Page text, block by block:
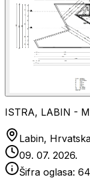
ISTRA, LABIN -
Labin,
09. 07. 2026.
Šifra oglasa: